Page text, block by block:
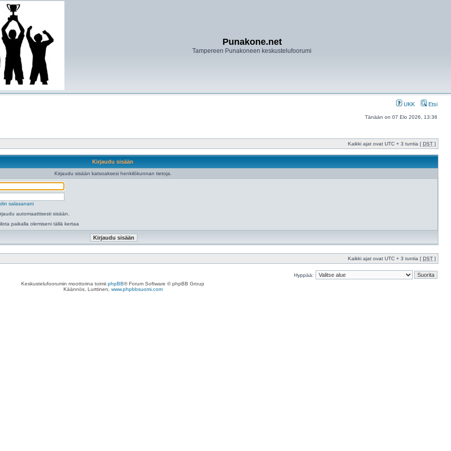
Punakone.net
Tampereen Punakoneen keskustelufoorumi
UKK Etsi
Tänään on 07 Elo 2026, 13:36
Kaikki ajat ovat UTC + 3 tuntia [ DST ]
Kirjaudu sisään
Kirjaudu sisään katsoaksesi henkilökunnan tietoja.
salasanani
automaattisesti sisään.
paikalla olemiseni tällä kertaa
Kaikki ajat ovat UTC + 3 tuntia [ DST ]
Hyppää:
Keskustelufoorumin moottorina toimii phpBB® Forum Software © phpBB Group
Käännös, Lurttinen, www.phpbbsuomi.com